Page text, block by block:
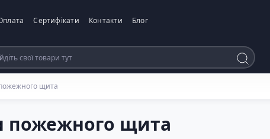
Сертифікати Контакти Блог
щита
пожежного щита